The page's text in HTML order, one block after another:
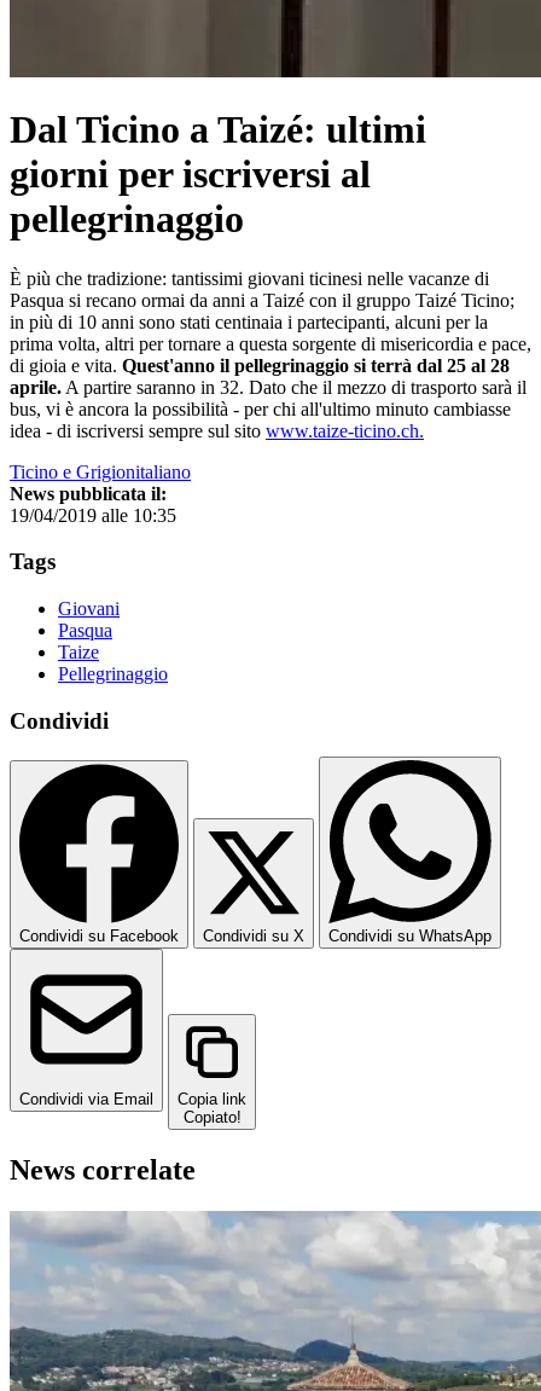
Dal Ticino a Taizé: ultimi
giorni per iscriversi al
pellegrinaggio
È più che tradizione: tantissimi giovani ticinesi nelle vacanze di
Pasqua si recano ormai da anni a Taizé con il gruppo Taizé Ticino;
in più di 10 anni sono stati centinaia i partecipanti, alcuni per la
prima volta, altri per tornare a questa sorgente di misericordia e pace,
di gioia e vita. Quest'anno il pellegrinaggio si terrà dal 25 al 28
aprile. A partire saranno in 32. Dato che il mezzo di trasporto sarà il
bus, vi è ancora la possibilità - per chi all'ultimo minuto cambiasse
idea - di iscriversi sempre sul sito www.taize-ticino.ch.
Ticino e Grigionitaliano
News pubblicata il:
19/04/2019 alle 10:35
Tags
Giovani
Pasqua
Taize
Pellegrinaggio
Condividi
Condividi su Facebook Condividi su X Condividi su WhatsApp
Condividi via Email
Copia link
Copiato!
News correlate